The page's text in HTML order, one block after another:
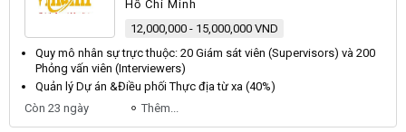
Hồ Chí Minh
12,000,000 - 15,000,000 VND
Quy mô nhân sự trực thuộc: 20 Giám sát viên (Supervisors) và 200
Phỏng vấn viên (Interviewers)
Quản lý Dự án &Điều phốiThực địa từ xa (40%)
Còn 23 ngày
Thêm...